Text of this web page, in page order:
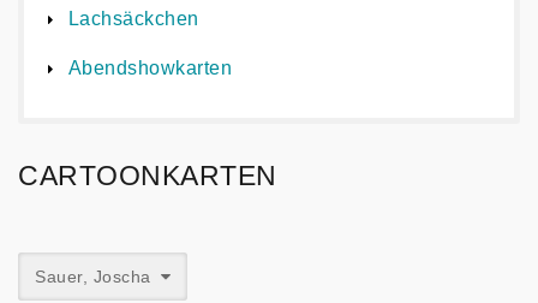
Lachsäckchen
Abendshowkarten
CARTOONKARTEN
Sauer, Joscha